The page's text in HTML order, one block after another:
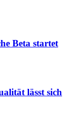
Beta startet
lässt sich